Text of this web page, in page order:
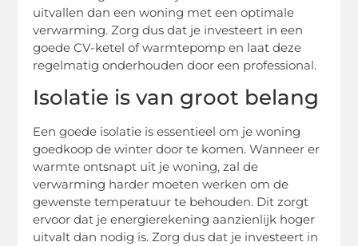
uitvallen dan een woning met een optimale
verwarming. Zorg dus dat je investeert in een
goede CV-ketel of warmtepomp en laat deze
regelmatig onderhouden door een professional.
Isolatie is van groot belang
Een goede isolatie is essentieel om je woning
goedkoop de winter door te komen. Wanneer er
warmte ontsnapt uit je woning, zal de
verwarming harder moeten werken om de
gewenste temperatuur te behouden. Dit zorgt
ervoor dat je energierekening aanzienlijk hoger
uitvalt dan nodig is. Zorg dus dat je investeert in